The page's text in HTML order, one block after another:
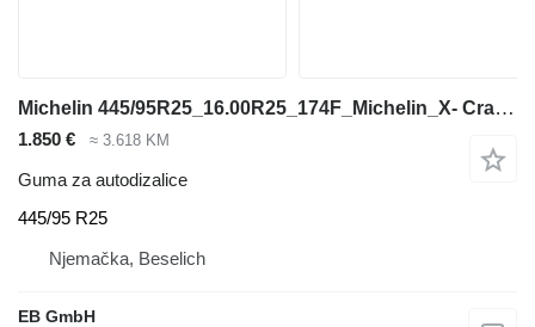
Michelin 445/95R25_16.00R25_174F_Michelin_X- Crane+_Kranreifen_Mobilkran_
1.850 € ≈ 3.618 KM
Guma za autodizalice
445/95 R25
Njemačka, Beselich
EB GmbH